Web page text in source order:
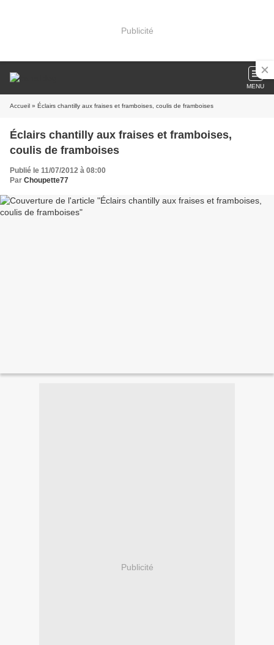
Publicité
MENU
Accueil » Éclairs chantilly aux fraises et framboises, coulis de framboises
Éclairs chantilly aux fraises et framboises,
coulis de framboises
Publié le 11/07/2012 à 08:00
Par Choupette77
Publicité